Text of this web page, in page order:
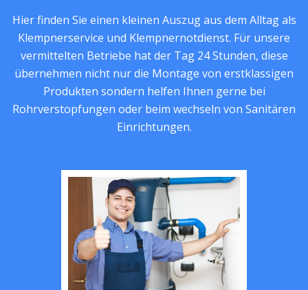
Hier finden Sie einen kleinen Auszug aus dem Alltag als
Klempnerservice und Klempnernotdienst. Für unsere
vermittelten Betriebe hat der Tag 24 Stunden, diese
übernehmen nicht nur die Montage von erstklassigen
Produkten sondern helfen Ihnen gerne bei
Rohrverstopfungen oder beim wechseln von Sanitären
Einrichtungen.